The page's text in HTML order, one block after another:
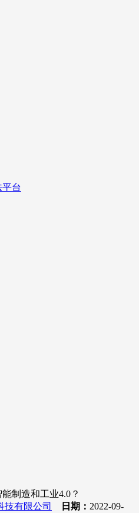
台
制造和工业4.0？
技有限公司 日期： 2022-09-